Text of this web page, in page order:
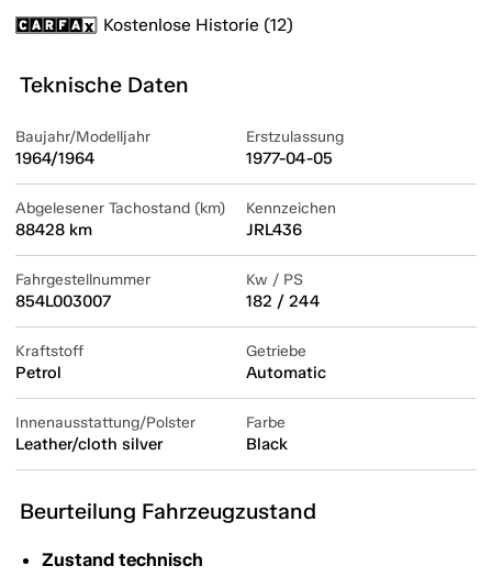
Kostenlose Historie (12)
Teknische Daten
Baujahr/Modelljahr
1964/1964
Erstzulassung
1977-04-05
Abgelesener Tachostand (km)
88428 km
Kennzeichen
JRL436
Fahrgestellnummer
854L003007
Kw / PS
182 / 244
Kraftstoff
Petrol
Getriebe
Automatic
Innenausstattung/Polster
Leather/cloth silver
Farbe
Black
Beurteilung Fahrzeugzustand
Zustand technisch